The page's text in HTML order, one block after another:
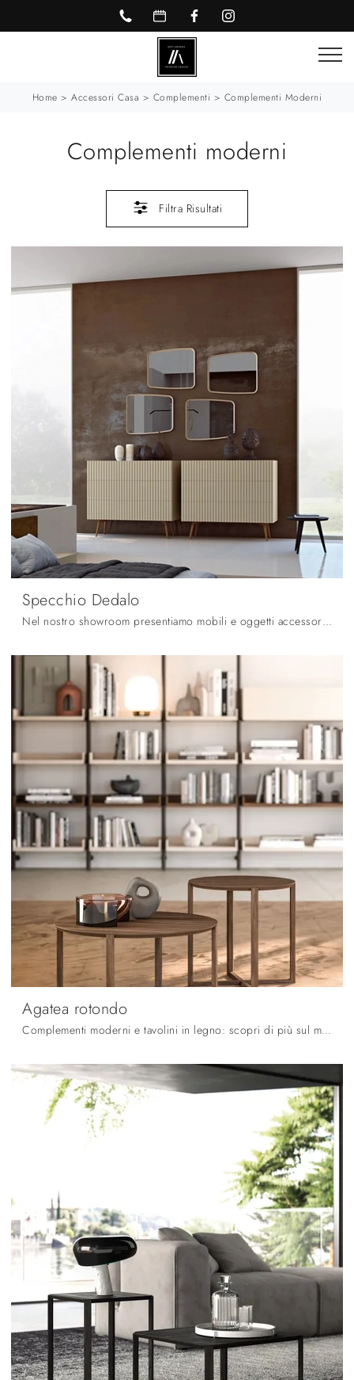
Home >Accessori Casa > Complementi > Complementi Moderni
Complementi moderni
Filtra Risultati
Specchio Dedalo
Nel nostro showroom presentiamo mobili e oggetti accessori Fratelli Mirandola: la gamma quasi infinita di bellissimi Complementi del marchio ti sta ...
Agatea rotondo
Complementi moderni e tavolini in legno: scopri di più sul modello Agatea rotondo di Orme e potrai completare i tuoi interni.